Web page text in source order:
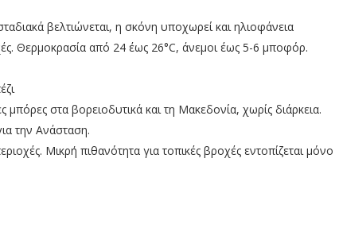
βελτιώνεται, η σκόνη υποχωρεί και ηλιοφάνεια
Θερμοκρασία από 24 έως 26°C, άνεμοι έως 5-6 μποφόρ.
μπόρες στα βορειοδυτικά και τη Μακεδονία, χωρίς διάρκεια.
την Ανάσταση.
Μικρή πιθανότητα για τοπικές βροχές εντοπίζεται μόνο